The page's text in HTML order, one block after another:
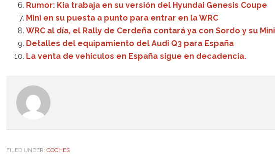
Rumor: Kia trabaja en su versión del Hyundai Genesis Coupe
Mini en su puesta a punto para entrar en la WRC
WRC al día, el Rally de Cerdeña contará ya con Sordo y su Mini
Detalles del equipamiento del Audi Q3 para España
La venta de vehículos en España sigue en decadencia.
FILED UNDER: COCHES